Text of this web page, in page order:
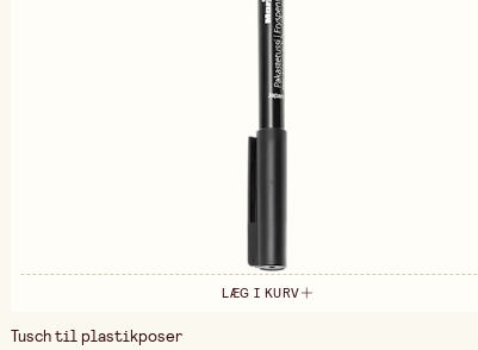
LÆG I KURV
Tusch til plastikposer